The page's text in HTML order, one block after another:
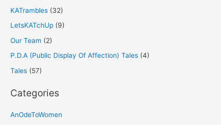
KATrambles (32)
LetsKATchUp (9)
Our Team (2)
P.D.A (Public Display Of Affection) Tales (4)
Tales (57)
Categories
AnOdeToWomen